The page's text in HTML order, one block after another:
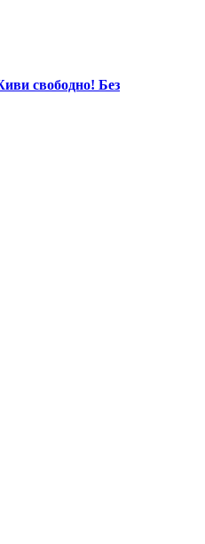
свободно! Без